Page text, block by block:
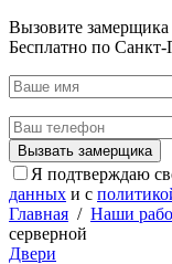
Вызовите замерщика
Бесплатно по Санкт-
Я подтверждаю
данных и с
Главная / Наши
серверной
Двери